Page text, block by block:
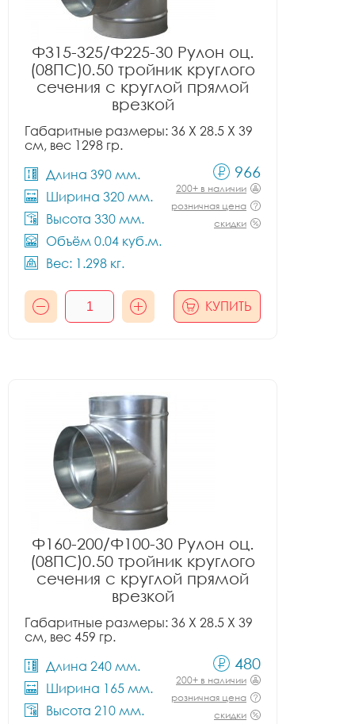
Ф315-325/Ф225-30 Рулон оц.
(08ПС)0.50 тройник круглого
сечения с круглой прямой
врезкой
Габаритные размеры: 36 X 28.5 X 39
см, вес 1298 гр.
Длина 390 мм.
Ширина 320 мм.
Высота 330 мм.
Объём 0.04 куб.м.
Вес: 1.298 кг.
966
200+ в наличии
розничная цена
скидки
КУПИТЬ
Ф160-200/Ф100-30 Рулон оц.
(08ПС)0.50 тройник круглого
сечения с круглой прямой
врезкой
Габаритные размеры: 36 X 28.5 X 39
см, вес 459 гр.
Длина 240 мм.
Ширина 165 мм.
Высота 210 мм.
480
200+ в наличии
розничная цена
скидки